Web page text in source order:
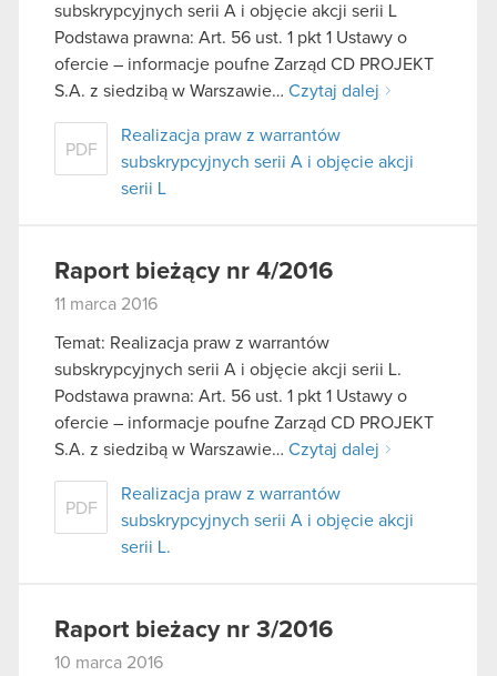
subskrypcyjnych serii A i objęcie akcji serii L
Podstawa prawna: Art. 56 ust. 1 pkt 1 Ustawy o
ofercie – informacje poufne Zarząd CD PROJEKT
S.A. z siedzibą w Warszawie… Czytaj dalej
PDF
Realizacja praw z warrantów
subskrypcyjnych serii A i objęcie akcji
serii L
Raport bieżący nr 4/2016
11 marca 2016
Temat: Realizacja praw z warrantów
subskrypcyjnych serii A i objęcie akcji serii L.
Podstawa prawna: Art. 56 ust. 1 pkt 1 Ustawy o
ofercie – informacje poufne Zarząd CD PROJEKT
S.A. z siedzibą w Warszawie… Czytaj dalej
PDF
Realizacja praw z warrantów
subskrypcyjnych serii A i objęcie akcji
serii L.
Raport bieżacy nr 3/2016
10 marca 2016